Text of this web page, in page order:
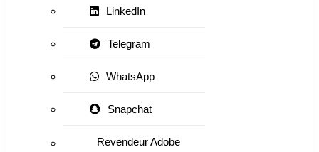
LinkedIn
Telegram
WhatsApp
Snapchat
Revendeur Adobe